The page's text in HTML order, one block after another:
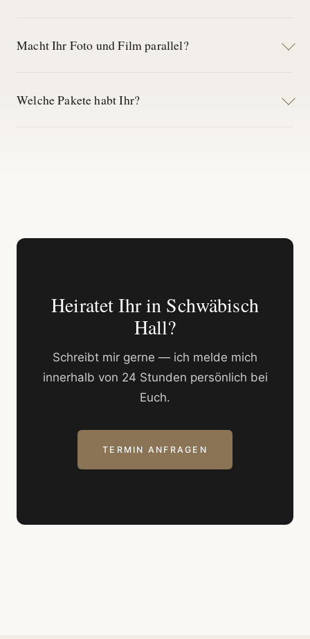
Macht Ihr Foto und Film parallel?
Welche Pakete habt Ihr?
Heiratet Ihr in Schwäbisch
Hall?
Schreibt mir gerne — ich melde mich
innerhalb von 24 Stunden persönlich bei
Euch.
TERMIN ANFRAGEN